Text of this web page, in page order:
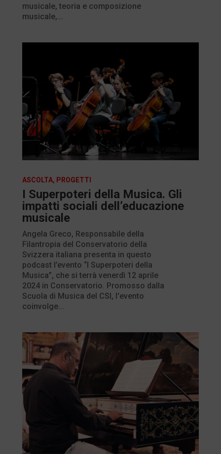
musicale, teoria e composizione
musicale,...
I Superpoteri della Musica. Gli
impatti sociali dell’educazione
musicale
ASCOLTA, PROGETTI
Angela Greco, Responsabile della
Filantropia del Conservatorio della
Svizzera italiana presenta in questo
podcast l’evento “I Superpoteri della
Musica”, che si terrà venerdì 12 aprile
2024 in Conservatorio. Promosso dalla
Scuola di Musica del CSI, l'evento
coinvolge...